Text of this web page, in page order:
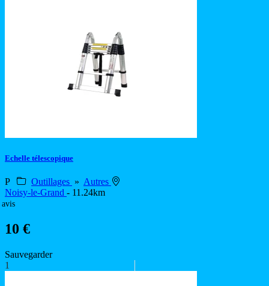
Echelle télescopique
P Outillages » Autres
Noisy-le-Grand - 11.24km
avis
10 €
Sauvegarder
1